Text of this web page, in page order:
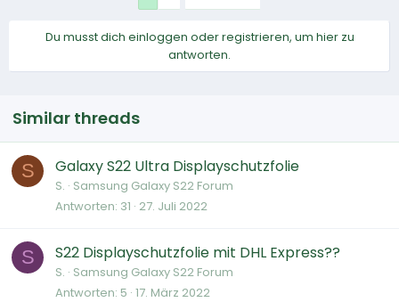
Du musst dich einloggen oder registrieren, um hier zu
antworten.
Similar threads
S Galaxy S22 Ultra Displayschutzfolie
S. Samsung Galaxy S22 Forum
Antworten 31 27. Juli 2022
S S22 Displayschutzfolie mit DHL Express??
S. Samsung Galaxy S22 Forum
Antworten 5 17. März 2022